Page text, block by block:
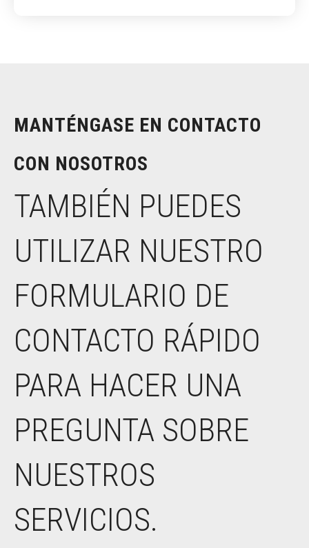
MANTÉNGASE EN CONTACTO
CON NOSOTROS
TAMBIÉN PUEDES
UTILIZAR NUESTRO
FORMULARIO DE
CONTACTO RÁPIDO
PARA HACER UNA
PREGUNTA SOBRE
NUESTROS
SERVICIOS.